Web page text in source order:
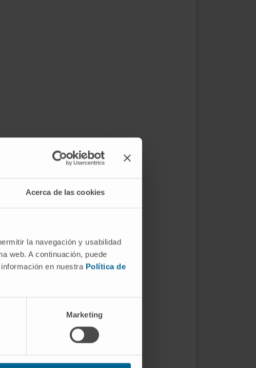
Acerca de las cookies
la navegación y usabilidad
web. A continuación, puede
en nuestra Política de
Marketing